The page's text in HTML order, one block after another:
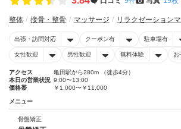
整体 接骨・整骨 マッサージ リラクゼーション
出張・訪問対応 クーポン有 駐車場有
女性歓迎 男性歓迎 無料体験 お
アクセス
亀田駅から280m （徒歩4分）
本日の営業状況 9:00〜13:00
価格帯
￥1,000〜￥11,000
メニュー
骨盤矯正